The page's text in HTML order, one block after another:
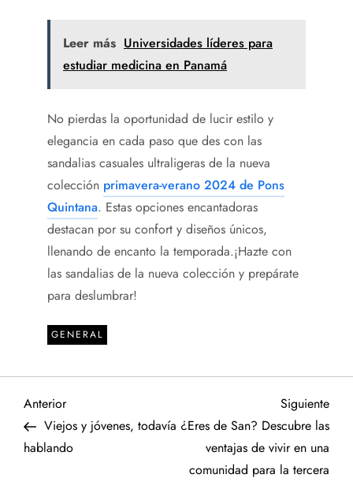
Leer más Universidades líderes para
estudiar medicina en Panamá
No pierdas la oportunidad de lucir estilo y
elegancia en cada paso que des con las
sandalias casuales ultraligeras de la nueva
colección primavera-verano 2024 de Pons
Quintana. Estas opciones encantadoras
destacan por su confort y diseños únicos,
llenando de encanto la temporada.¡Hazte con
las sandalias de la nueva colección y prepárate
para deslumbrar!
GENERAL
N
a
Entrada
anterior
Anterior
Viejos y jóvenes, todavía
hablando
Siguiente
¿Eres de San? Descubre las
ventajas de vivir en una
comunidad para la tercera